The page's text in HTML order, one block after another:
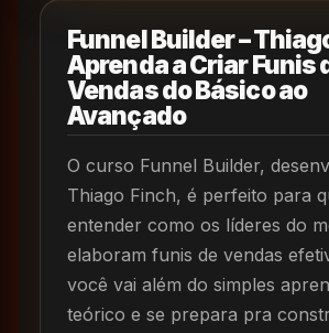
Funnel Builder –
Aprenda a Criar Funis
Vendas do Básico ao
Avançado
O curso Funnel Builder,
Thiago Finch, é perfeito para
entender como os líderes do
elaboram funis de vendas
você vai além do simples
teórico e se prepara pra